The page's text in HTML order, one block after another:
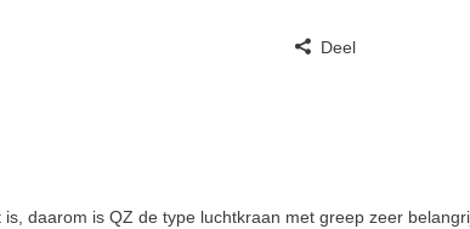
Deel
daarom is QZ de type luchtkraan met greep zeer